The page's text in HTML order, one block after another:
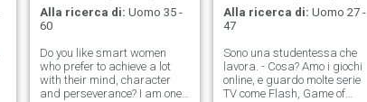
Alla ricerca di: Uomo 35 -
60
Do you like smart women
who prefer to achieve a lot
with their mind, character
and perseverance? I am one
Alla ricerca di: Uomo 27 -
47
Sono una studentessa che
lavora. - Cosa? Amo i giochi
online, e guardo molte serie
TV come Flash, Game of